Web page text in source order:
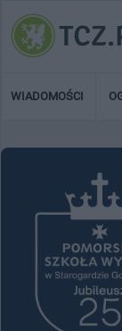
WIADOMOŚCI